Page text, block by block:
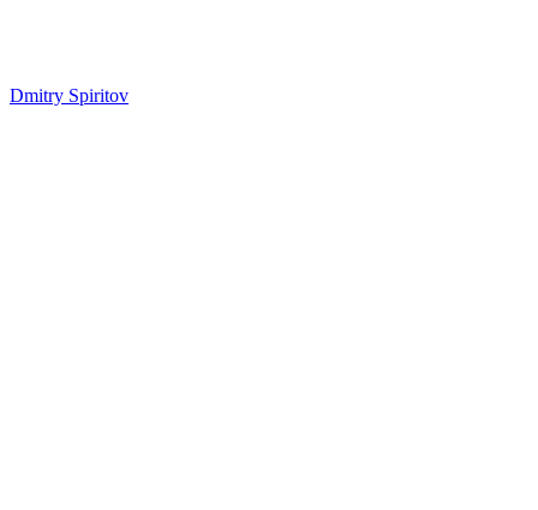
Dmitry Spiritov